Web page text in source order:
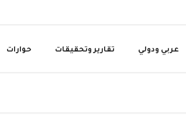
عربي ودولي تقارير وتحقيقات حوارات